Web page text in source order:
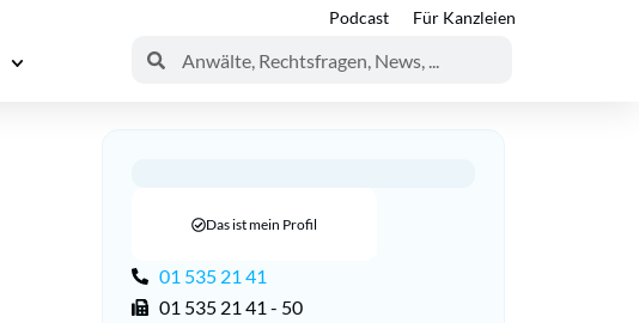
Podcast Für Kanzleien
Das ist mein Profil
01 535 21 41
01 535 21 41 - 50